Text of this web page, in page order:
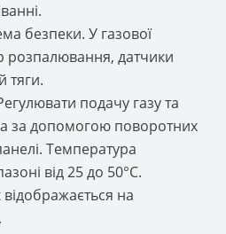
безпеки. У газової
розпалювання, датчики
тяги.
подачу газу та
за допомогою поворотних
Температура
від 25 до 50°C.
на